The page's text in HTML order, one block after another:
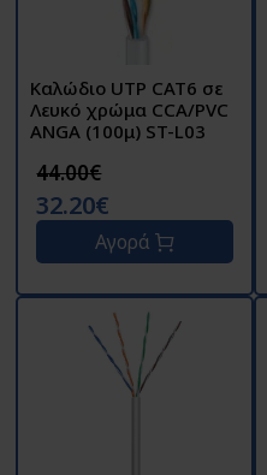
Καλώδιο UTP CAT6 σε
Λευκό χρώμα CCA/PVC
ANGA (100μ) ST-L03
44.00€
32.20€
Αγορά